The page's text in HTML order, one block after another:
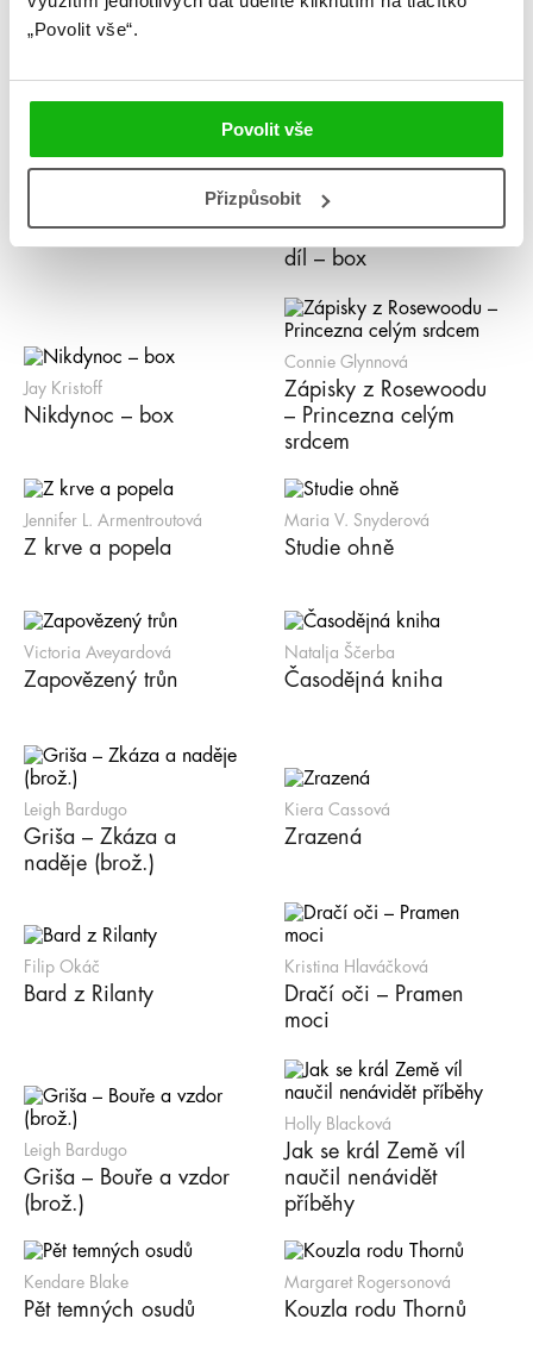
„Povolit vše“.
Povolit vše
Přizpůsobit
Ranhojička – Královna
rebelů
Prázdné sliby
Laskavý jed
Leigh Bardugo
Griša – komplet 1.-3.
díl – box
Jay Kristoff
Nikdynoc – box
Connie Glynnová
Zápisky z Rosewoodu
– Princezna celým
srdcem
Jennifer L. Armentroutová
Z krve a popela
Maria V. Snyderová
Studie ohně
Victoria Aveyardová
Zapovězený trůn
Natalja Ščerba
Časodějná kniha
Leigh Bardugo
Griša – Zkáza a
naděje (brož.)
Kiera Cassová
Zrazená
Filip Okáč
Bard z Rilanty
Kristina Hlaváčková
Dračí oči – Pramen
moci
Leigh Bardugo
Griša – Bouře a vzdor
(brož.)
Holly Blacková
Jak se král Země víl
naučil nenávidět
příběhy
Kendare Blake
Pět temných osudů
Margaret Rogersonová
Kouzla rodu Thornů